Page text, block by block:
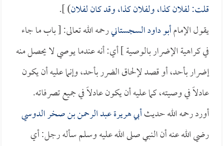
قلت: لفلان كذا، ولفلان كذا، وقد كان لفلان) ].
يقول الإمامأبو داود السجستانيرحمه الله تعالى: [ باب ما جاء
في كراهية الإضرار بالوصية ] أي: أنه عندما يوصي لا يحصل منه
إضرار بأحد، أو قصد لإلحاق الضرر بأحد، وإنما عليه أن يكون
عادلاً في وصيته، كما عليه أن يكون عادلاً في جميع تصرفاته.
أورد رحمه الله حديثأبي هريرة عبد الرحمن بن صخر الدوسي
رضي الله عنه أن النبي صلى الله عليه وسلم سأله رجل: أي